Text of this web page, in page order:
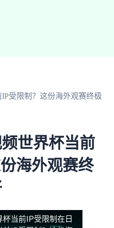
受限制？这份海外观赛终极
世界杯当前
海外观赛终
当前IP受限制 在日